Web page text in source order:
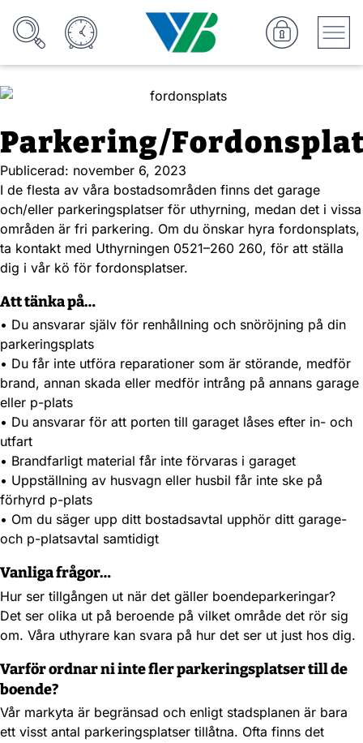
Parkering/
Publicerad: november 6, 2023
I de flesta av våra bostadsområden finns det garage
och/eller parkeringsplatser för uthyrning, medan det i vissa
områden är fri parkering. Om du önskar hyra fordonsplats,
ta kontakt med Uthyrningen 0521–260 260, för att ställa
dig i vår kö för fordonsplatser.
Att tänka på…
• Du ansvarar själv för renhållning och snöröjning på din
parkeringsplats
• Du får inte utföra reparationer som är störande, medför
brand, annan skada eller medför intrång på annans garage
eller p-plats
• Du ansvarar för att porten till garaget låses efter in- och
utfart
• Brandfarligt material får inte förvaras i garaget
• Uppställning av husvagn eller husbil får inte ske på
förhyrd p-plats
• Om du säger upp ditt bostadsavtal upphör ditt garage-
och p-platsavtal samtidigt
Vanliga frågor…
Hur ser tillgången ut när det gäller boendeparkeringar?
Det ser olika ut på beroende på vilket område det rör sig
om. Våra uthyrare kan svara på hur det ser ut just hos dig.
Varför ordnar ni inte fler parkeringsplatser till de
boende?
Vår markyta är begränsad och enligt stadsplanen är bara
ett visst antal parkeringsplatser tillåtna. Ofta finns det